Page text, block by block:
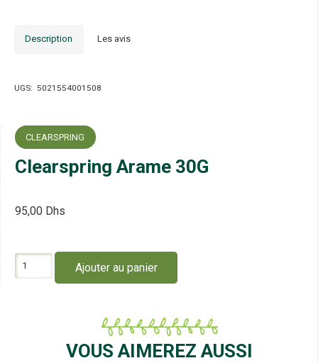
Description Les avis
UGS: 5021554001508
CLEARSPRING
Clearspring Arame 30G
95,00 Dhs
quantité
Clearspring
Ajouter au panier
VOUS AIMEREZ AUSSI